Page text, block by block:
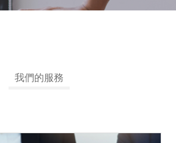
我們的服務